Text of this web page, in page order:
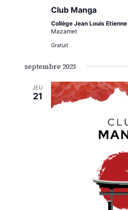
Club Manga
Collège Jean Louis Etienne
Mazamet
Gratuit
septembre 2023
JEU
21